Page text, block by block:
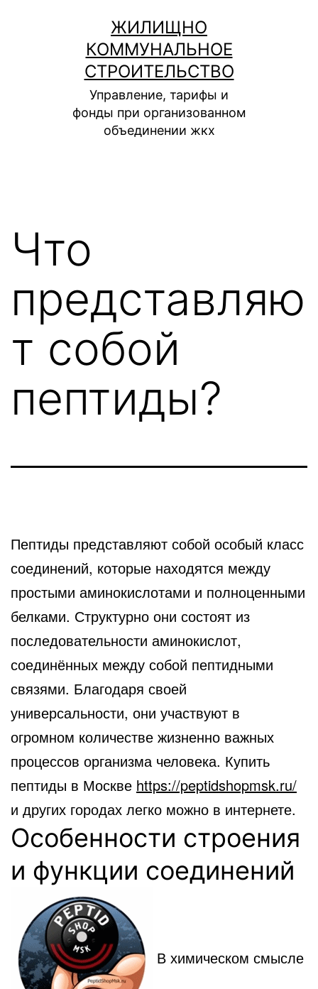
содержимому
ЖИЛИЩНО
КОММУНАЛЬНОЕ
СТРОИТЕЛЬСТВО
Управление, тарифы и
фонды при организованном
объединении жкх
Что
представляю
т собой
пептиды?
Пептиды представляют собой особый класс
соединений, которые находятся между
простыми аминокислотами и полноценными
белками. Структурно они состоят из
последовательности аминокислот,
соединённых между собой пептидными
связями. Благодаря своей
универсальности, они участвуют в
огромном количестве жизненно важных
процессов организма человека. Купить
пептиды в Москве https://peptidshopmsk.ru/
и других городах легко можно в интернете.
Особенности строения
и функции соединений
В химическом смысле